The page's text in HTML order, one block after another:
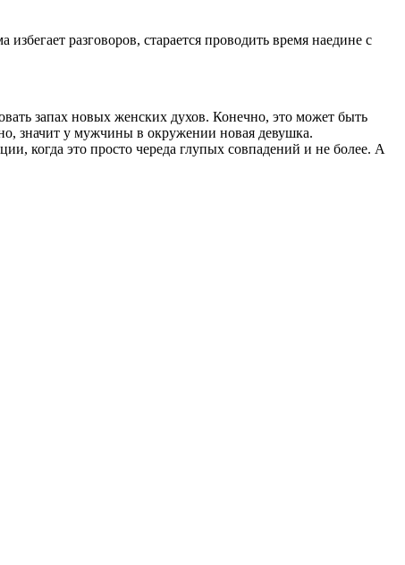
разговоров, старается проводить время наедине с
запах новых женских духов. Конечно, это может быть
значит у мужчины в окружении новая девушка.
когда это просто череда глупых совпадений и не более. А